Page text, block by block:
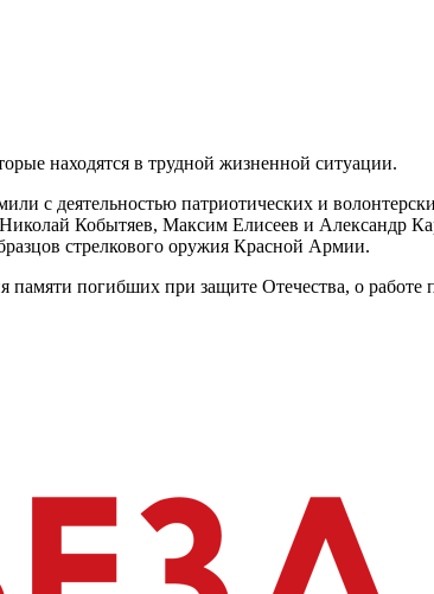
находятся в трудной жизненной ситуации.
с деятельностью патриотических и
Кобытяев, Максим Елисеев и Александр
стрелкового оружия Красной Армии.
памяти погибших при защите Отечества, о